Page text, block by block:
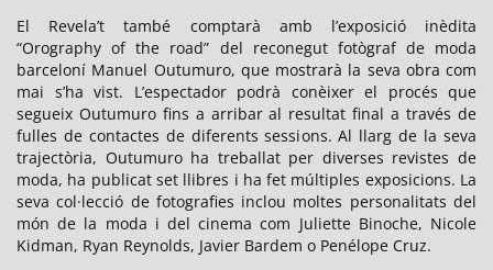
El Revela’t també comptarà amb l’exposició inèdita
“Orography of the road” del reconegut fotògraf de moda
barceloní Manuel Outumuro, que mostrarà la seva obra com
mai s’ha vist. L’espectador podrà conèixer el procés que
segueix Outumuro fins a arribar al resultat final a través de
fulles de contactes de diferents sessions. Al llarg de la seva
trajectòria, Outumuro ha treballat per diverses revistes de
moda, ha publicat set llibres i ha fet múltiples exposicions. La
seva col·lecció de fotografies inclou moltes personalitats del
món de la moda i del cinema com Juliette Binoche, Nicole
Kidman, Ryan Reynolds, Javier Bardem o Penélope Cruz.